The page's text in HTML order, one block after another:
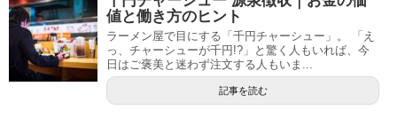
値と働き方のヒント
ラーメン屋で目にする「千円チャーシュー」。 「え
っ、チャーシューが千円!?」と驚く人もいれば、今
日はご褒美と迷わず注文する人もいま...
記事を読む